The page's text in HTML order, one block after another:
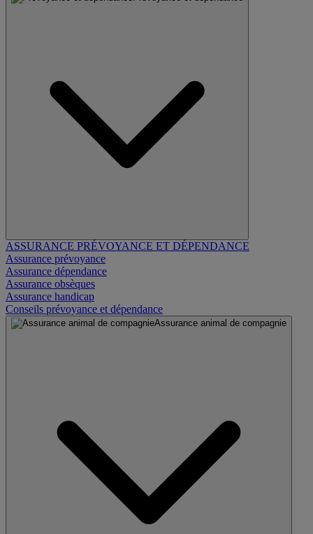
ASSURANCE PRÉVOYANCE ET DÉPENDANCE
Assurance prévoyance
Assurance dépendance
Assurance obsèques
Assurance handicap
Conseils prévoyance et dépendance
Assurance animal de compagnie